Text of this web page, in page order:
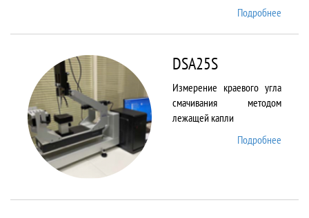
Подробнее
DSA25S
Измерение краевого угла
смачивания методом
лежащей капли
Подробнее